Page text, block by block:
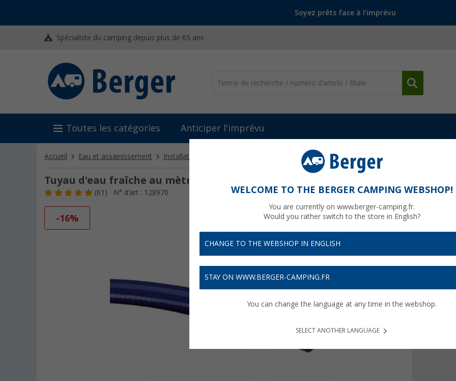
Soyez prêts face à l'imprévu
Spécialiste du camping depuis plus de 65 ans
Toutes les catégories Anticiper l'imprévu
Accueil Eau et assainissement Installation d'eau Tuyau d'eau fraîche Fawo
Tuyau d'eau fraîche au mètre Fawo
(61) N° d'art : 128970
-16%
4,99
Prix TTC
WELCOME TO THE BERGER CAMPING WEBSHOP!
You are currently on www.berger-camping.fr.
Would you rather switch to the store in English?
CHANGE TO THE WEBSHOP IN ENGLISH
STAY ON WWW.BERGER-CAMPING.FR
You can change the language at any time in the webshop.
SELECT ANOTHER LANGUAGE